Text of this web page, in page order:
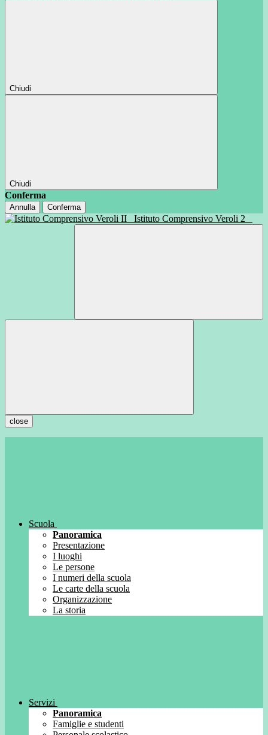
Chiudi
Chiudi
Conferma
Annulla Conferma
Istituto Comprensivo Veroli 2
close
Scuola
Panoramica
Presentazione
I luoghi
Le persone
I numeri della scuola
Le carte della scuola
Organizzazione
La storia
Servizi
Panoramica
Famiglie e studenti